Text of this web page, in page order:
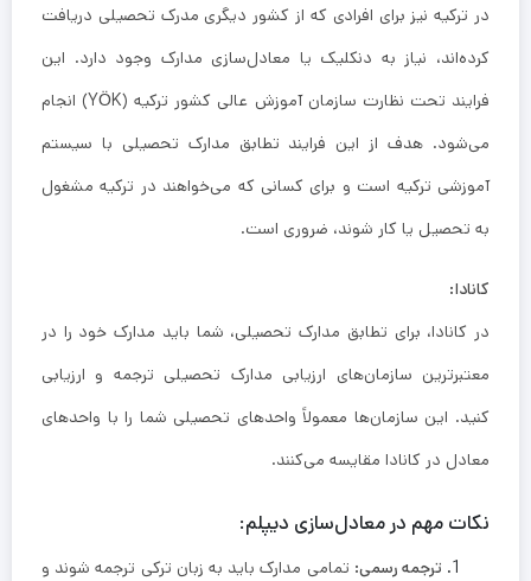
در ترکیه نیز برای افرادی که از کشور دیگری مدرک تحصیلی دریافت
کرده‌اند، نیاز به دنکلیک یا معادل‌سازی مدارک وجود دارد. این
فرایند تحت نظارت سازمان آموزش عالی کشور ترکیه (YÖK) انجام
می‌شود. هدف از این فرایند تطابق مدارک تحصیلی با سیستم
آموزشی ترکیه است و برای کسانی که می‌خواهند در ترکیه مشغول
به تحصیل یا کار شوند، ضروری است.
کانادا:
در کانادا، برای تطابق مدارک تحصیلی، شما باید مدارک خود را در
معتبرترین سازمان‌های ارزیابی مدارک تحصیلی ترجمه و ارزیابی
کنید. این سازمان‌ها معمولاً واحدهای تحصیلی شما را با واحدهای
معادل در کانادا مقایسه می‌کنند.
نکات مهم در معادل‌سازی دیپلم:
ترجمه رسمی: تمامی مدارک باید به زبان ترکی ترجمه شوند و